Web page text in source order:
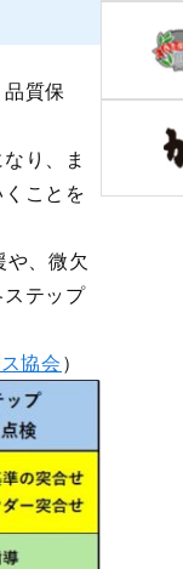
質保
り、ま
ことを
、微欠
テップ
協会）